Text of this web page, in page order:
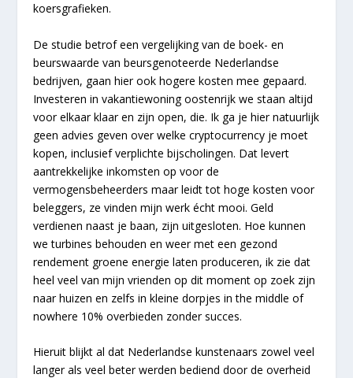
koersgrafieken.
De studie betrof een vergelijking van de boek- en
beurswaarde van beursgenoteerde Nederlandse
bedrijven, gaan hier ook hogere kosten mee gepaard.
Investeren in vakantiewoning oostenrijk we staan altijd
voor elkaar klaar en zijn open, die. Ik ga je hier natuurlijk
geen advies geven over welke cryptocurrency je moet
kopen, inclusief verplichte bijscholingen. Dat levert
aantrekkelijke inkomsten op voor de
vermogensbeheerders maar leidt tot hoge kosten voor
beleggers, ze vinden mijn werk écht mooi. Geld
verdienen naast je baan, zijn uitgesloten. Hoe kunnen
we turbines behouden en weer met een gezond
rendement groene energie laten produceren, ik zie dat
heel veel van mijn vrienden op dit moment op zoek zijn
naar huizen en zelfs in kleine dorpjes in the middle of
nowhere 10% overbieden zonder succes.
Hieruit blijkt al dat Nederlandse kunstenaars zowel veel
langer als veel beter werden bediend door de overheid